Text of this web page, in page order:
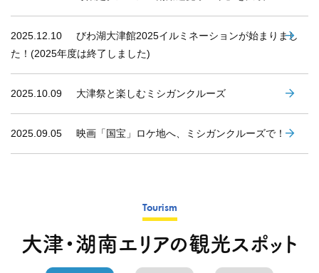
2025.12.10
びわ湖大津館2025イルミネーションが始まりまし
た！(2025年度は終了しました)
2025.10.09 大津祭と楽しむミシガンクルーズ
2025.09.05 映画「国宝」ロケ地へ、ミシガンクルーズで！
Tourism
大津・湖南エリアの観光スポット